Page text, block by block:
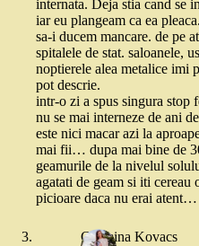
internata. Deja stia cand se
iar eu plangeam ca ea
sa-i ducem mancare. de pe
spitalele de stat. saloanele,
noptierele alea metalice imi
pot descrie.
intr-o zi a spus singura stop
nu se mai interneze de ani
este nici macar azi la
mai fii… dupa mai bine de
geamurile de la nivelul
agatati de geam si iti cereau
picioare daca nu erai atent…
Cosmina Kovacs